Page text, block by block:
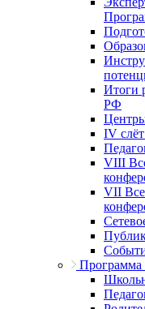
Итоги
РФ
IV
VIII
VII